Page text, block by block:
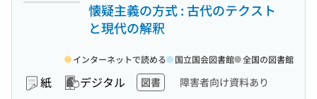
懐疑主義の方式 : 古代のテクスト
と現代の解釈
紙 デジタル 図書 障害者向け資料あり
インターネットで読める 国立国会図書館 全国の図書館